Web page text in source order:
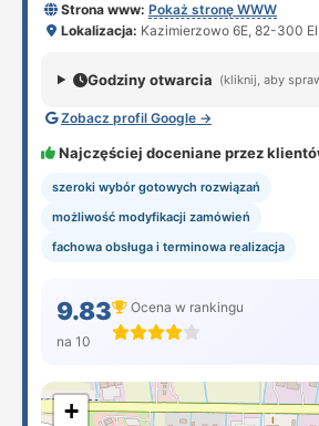
Strona www: Pokaż stronę WWW
Lokalizacja: Kazimierzowo 6E, 82-300
Godziny otwarcia (kliknij, aby
Zobacz profil Google →
Najczęściej doceniane przez
szeroki wybór gotowych rozwiązań
możliwość modyfikacji zamówień
fachowa obsługa i terminowa realizacja
9.83
na 10
Ocena w rankingu
+